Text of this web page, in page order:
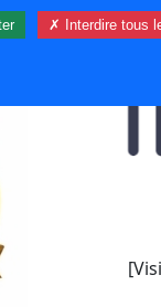
Mon
✗ Interdire tous